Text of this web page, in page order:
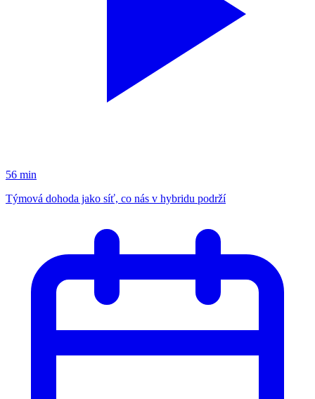
56 min
Týmová dohoda jako síť, co nás v hybridu podrží